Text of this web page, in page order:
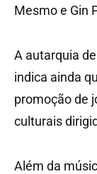
Mesmo e Gin
A autarquia
indica ainda
promoção de
culturais
Além da